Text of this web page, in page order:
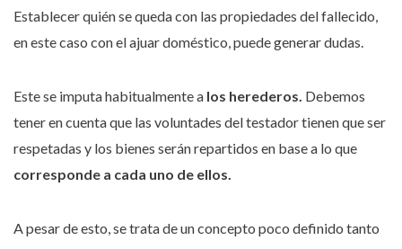
Establecer quién se queda con las propiedades del fallecido,
en este caso con el ajuar doméstico, puede generar dudas.
Este se imputa habitualmente a los herederos. Debemos
tener en cuenta que las voluntades del testador tienen que ser
respetadas y los bienes serán repartidos en base a lo que
corresponde a cada uno de ellos.
A pesar de esto, se trata de un concepto poco definido tanto